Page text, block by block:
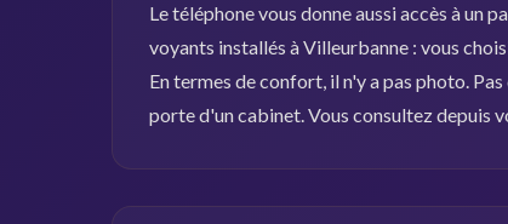
Le téléphone vous donne aussi accès à un
voyants installés à Villeurbanne : vous
En termes de confort, il n'y a pas photo.
porte d'un cabinet. Vous consultez depuis